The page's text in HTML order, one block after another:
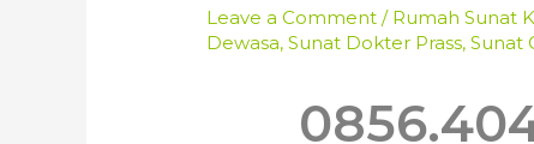
Leave a Comment / Rumah Sunat
Dewasa,Sunat Dokter Prass,Sunat